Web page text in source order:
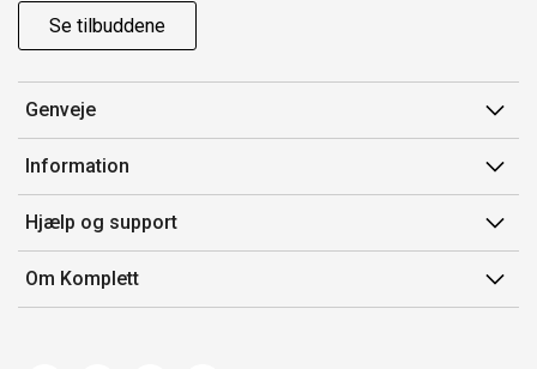
Se tilbuddene
Genveje
Min side
Ordrehistorik
Gavekort
Information
Salgsbetingelser
Mærker/producent
Fortrydelsesret
Hjælp og support
Kontakt os
Kundeservice
Om Komplett